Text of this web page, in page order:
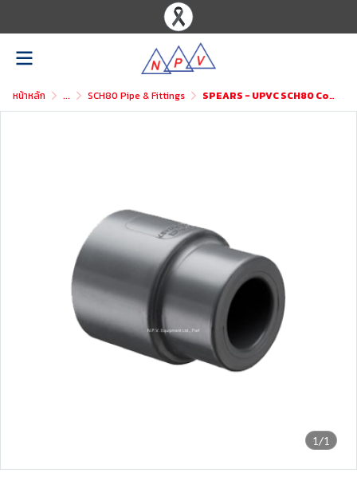
หน้าหลัก ... SCH80 Pipe & Fittings SPEARS - UPVC SCH80 Coupling Reducer (SxS)
1/1